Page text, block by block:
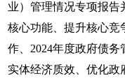
业）管理情况专项报告
核心功能、提升核心竞
作、2024年度政府债
实体经济质效、优化政